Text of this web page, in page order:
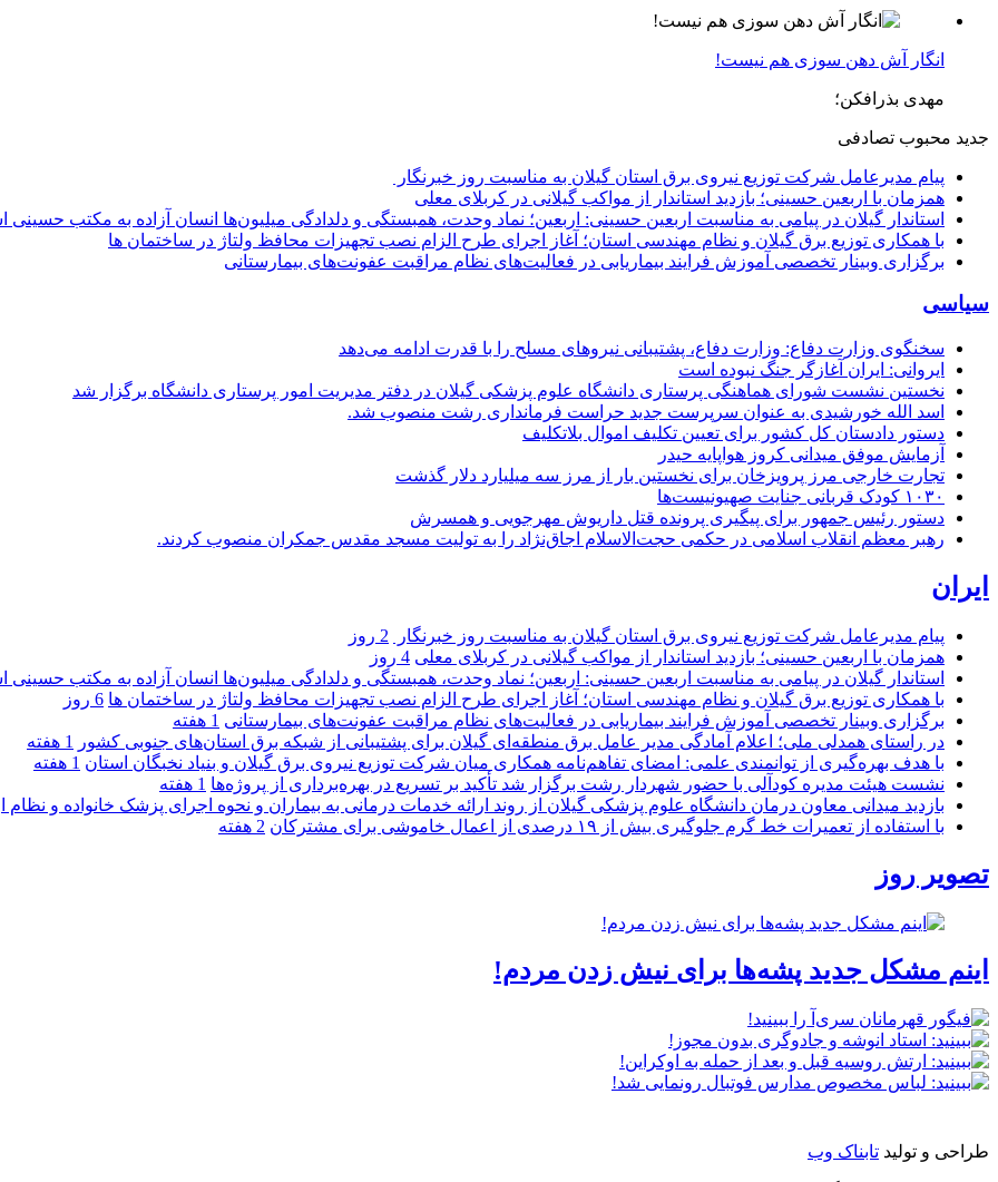
انگار آش دهن سوزی هم نیست!
مهدی بذرافکن؛
جدید محبوب تصادفی
پیام مدیرعامل شركت توزیع نیروی برق استان گیلان به مناسبت روز خبرنگار ‌
همزمان با اربعین حسینی؛ بازدید استاندار از مواکب گیلانی در کربلای معلی
استاندار گیلان در پیامی به مناسبت اربعین حسینی: اربعین؛ نماد وحدت، همبستگی و دلدادگی میلیون‌ها انسان آزاده به مکتب
با همکاری توزیع برق گیلان و نظام مهندسی استان؛ آغاز اجرای طرح الزام نصب تجهیزات محافظ ولتاژ در ساختمان ها
برگزاری وبینار تخصصی آموزش فرایند بیماریابی در فعالیت‌های نظام مراقبت عفونت‌های بیمارستانی
سیاسی
سخنگوی وزارت دفاع: وزارت دفاع، پشتیبانی نیرو‌های مسلح را با قدرت ادامه می‌دهد
ایروانی: ایران آغازگر جنگ نبوده است
نخستین نشست شورای هماهنگی پرستاری دانشگاه علوم پزشکی گیلان در دفتر مدیریت امور پرستاری دانشگاه برگزار شد
اسد الله خورشیدی به عنوان سرپرست جدید حراست فرمانداری رشت منصوب شد.
دستور دادستان کل کشور برای تعیین تکلیف اموال بلاتکلیف
آزمایش موفق میدانی کروز هواپایه حیدر
تجارت خارجی مرز پرویزخان برای نخستین بار از مرز سه میلیارد دلار گذشت
۱۰۳۰ کودک قربانی جنایت صهیونیست‌ها
دستور رئیس جمهور برای پیگیری پرونده قتل داریوش مهرجویی و همسرش
رهبر معظم انقلاب اسلامی در حکمی حجت‌الاسلام اجاق‌نژاد را به تولیت مسجد مقدس جمکران منصوب کردند.
ایران
پیام مدیرعامل شركت توزیع نیروی برق استان گیلان به مناسبت روز خبرنگار ‌
2 روز
همزمان با اربعین حسینی؛ بازدید استاندار از مواکب گیلانی در کربلای معلی 4 روز
استاندار گیلان در پیامی به مناسبت اربعین حسینی: اربعین؛ نماد وحدت، همبستگی و دلدادگی میلیون‌ها انسان آزاده به مکتب
با همکاری توزیع برق گیلان و نظام مهندسی استان؛ آغاز اجرای طرح الزام نصب تجهیزات محافظ ولتاژ در ساختمان ها 6 روز
برگزاری وبینار تخصصی آموزش فرایند بیماریابی در فعالیت‌های نظام مراقبت عفونت‌های بیمارستانی 1 هفته
در راستای همدلی ملی؛ اعلام آمادگی مدیر عامل برق منطقه‌ای گیلان برای پشتیبانی از شبكه برق استان‌های جنوبی كشور
1 هفته
با هدف بهره‌گیری از توانمندی علمی: امضای تفاهم‌نامه همكاری میان شركت توزیع نیروی برق گیلان و بنیاد نخبگان استان 1 هفته
نشست هیئت مدیره کودآلی با حضور شهردار رشت برگزار شد تأکید بر تسریع در بهره‌برداری از پروژه‌ها 1 هفته
بازدید میدانی معاون درمان دانشگاه علوم پزشکی گیلان از روند ارائه خدمات درمانی به بیماران و نحوه اجرای پزشک خانواده و
با استفاده از تعمیرات خط گرم جلوگیری بیش از ۱۹ درصدی از اعمال خاموشی برای مشتركان
2 هفته
تصویر روز
اینم مشکل جدید پشه‌ها برای نیش زدن مردم!
طراحی و تولید تابناک وب